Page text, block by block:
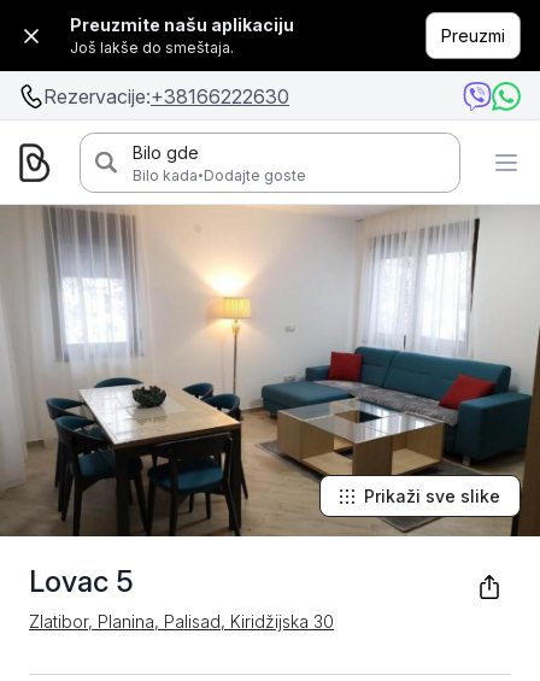
Preuzmite našu aplikaciju
Još lakše do smeštaja.
Preuzmi
Rezervacije:+38166222630
Bilo gde
Bilo kada·Dodajte goste
Lovac 5
Zlatibor, Planina, Palisad, Kiridžijska 30
Prikaži sve slike